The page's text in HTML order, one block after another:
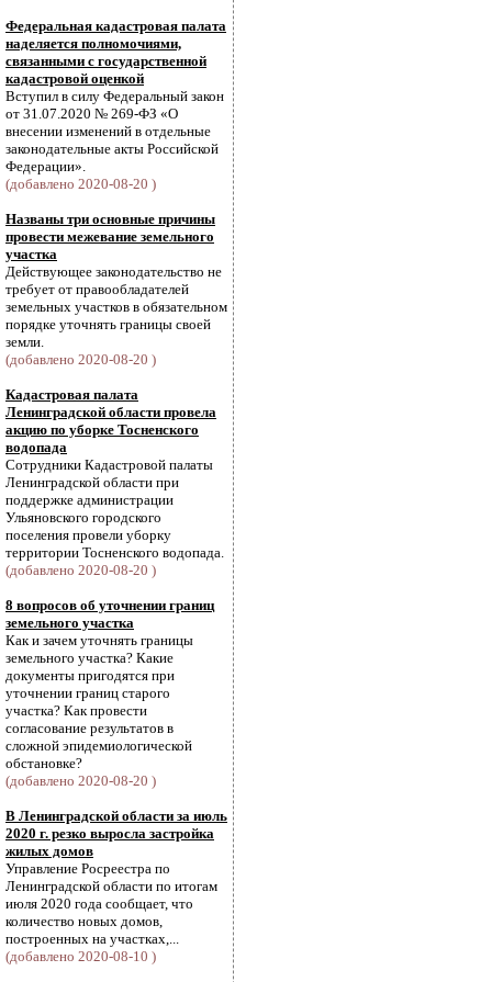
Федеральная кадастровая палата
наделяется полномочиями,
связанными с государственной
кадастровой оценкой
Вступил в силу Федеральный закон
от 31.07.2020 № 269-ФЗ «О
внесении изменений в отдельные
законодательные акты Российской
Федерации».
(добавлено 2020-08-20 )
Названы три основные причины
провести межевание земельного
участка
Действующее законодательство не
требует от правообладателей
земельных участков в обязательном
порядке уточнять границы своей
земли.
(добавлено 2020-08-20 )
Кадастровая палата
Ленинградской области провела
акцию по уборке Тосненского
водопада
Сотрудники Кадастровой палаты
Ленинградской области при
поддержке администрации
Ульяновского городского
поселения провели уборку
территории Тосненского водопада.
(добавлено 2020-08-20 )
8 вопросов об уточнении границ
земельного участка
Как и зачем уточнять границы
земельного участка? Какие
документы пригодятся при
уточнении границ старого
участка? Как провести
согласование результатов в
сложной эпидемиологической
обстановке?
(добавлено 2020-08-20 )
В Ленинградской области за июль
2020 г. резко выросла застройка
жилых домов
Управление Росреестра по
Ленинградской области по итогам
июля 2020 года сообщает, что
количество новых домов,
построенных на участках,...
(добавлено 2020-08-10 )